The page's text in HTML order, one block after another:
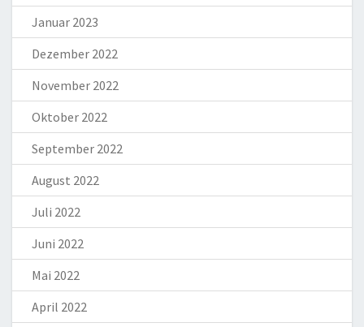
Januar 2023
Dezember 2022
November 2022
Oktober 2022
September 2022
August 2022
Juli 2022
Juni 2022
Mai 2022
April 2022